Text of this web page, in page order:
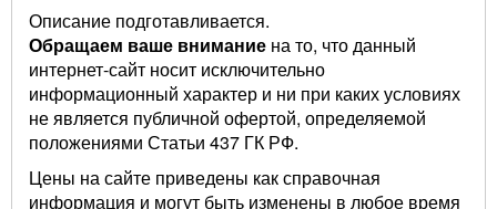
Описание подготавливается.
Обращаем ваше внимание на то, что данный
интернет-сайт носит исключительно
информационный характер и ни при каких условиях
не является публичной офертой, определяемой
положениями Статьи 437 ГК РФ.
Цены на сайте приведены как справочная
информация и могут быть изменены в любое время